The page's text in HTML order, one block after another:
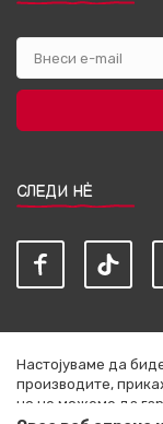
СЛЕДИ НЀ
Настојуваме да
производите,
но не можеме да